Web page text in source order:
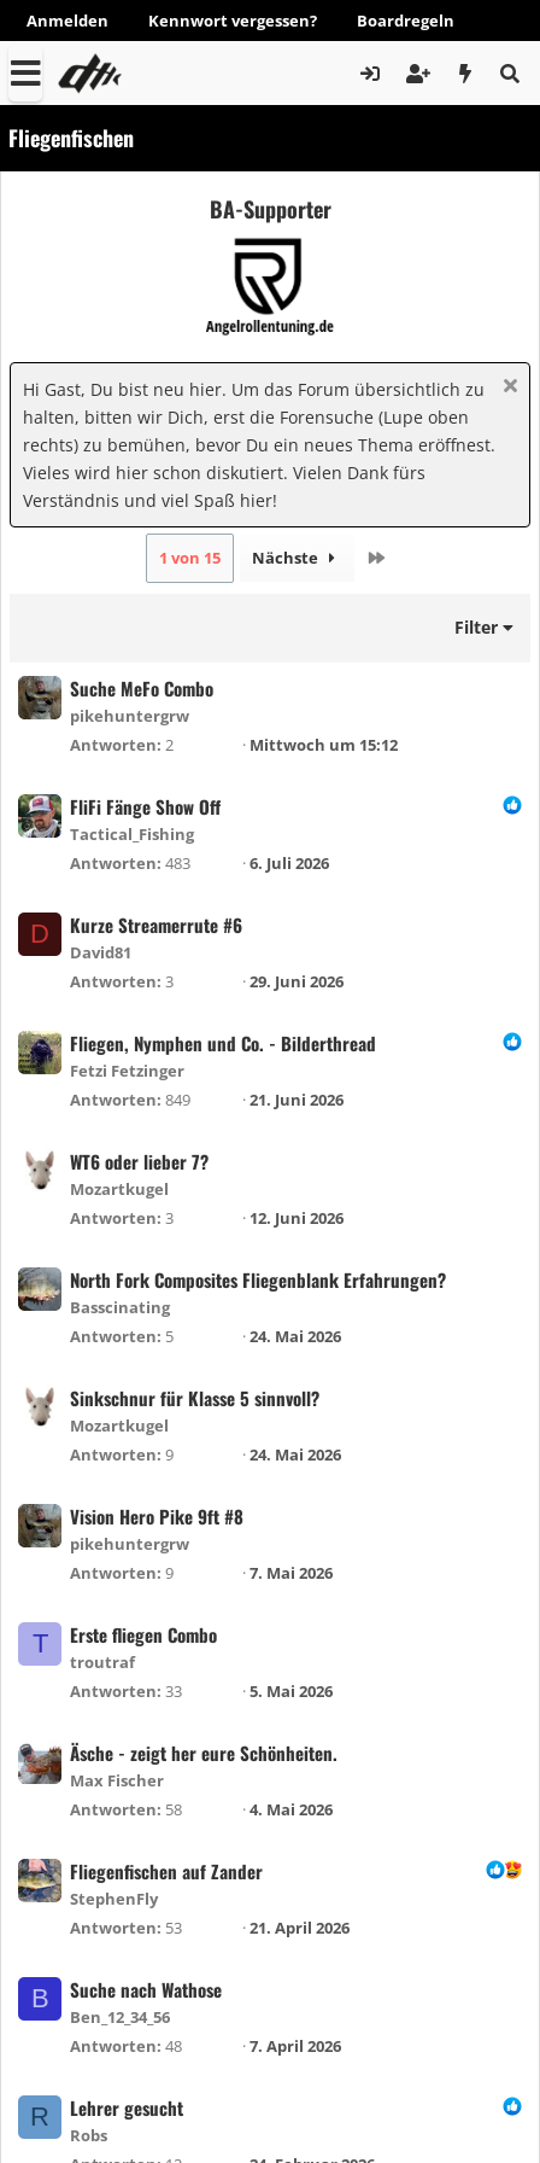
Anmelden Kennwort vergessen? Boardregeln
Fliegenfischen
BA-Supporter
Hi Gast, Du bist neu hier. Um das Forum übersichtlich zu
halten, bitten wir Dich, erst die Forensuche (Lupe oben
rechts) zu bemühen, bevor Du ein neues Thema eröffnest.
Vieles wird hier schon diskutiert. Vielen Dank fürs
Verständnis und viel Spaß hier!
1 von 15 Nächste
Filter
Suche MeFo Combo
pikehuntergrw
Antworten 2 Mittwoch um 15:12
FliFi Fänge Show Off
Tactical_Fishing
Antworten 483 6. Juli 2026
D Kurze Streamerrute #6
David81
Antworten 3 29. Juni 2026
Fliegen, Nymphen und Co. - Bilderthread
Fetzi Fetzinger
Antworten 849 21. Juni 2026
WT6 oder lieber 7?
Mozartkugel
Antworten 3 12. Juni 2026
North Fork Composites Fliegenblank Erfahrungen?
Basscinating
Antworten 5 24. Mai 2026
Sinkschnur für Klasse 5 sinnvoll?
Mozartkugel
Antworten 9 24. Mai 2026
Vision Hero Pike 9ft #8
pikehuntergrw
Antworten 9 7. Mai 2026
T Erste fliegen Combo
troutraf
Antworten 33 5. Mai 2026
Äsche - zeigt her eure Schönheiten.
Max Fischer
Antworten 58 4. Mai 2026
Fliegenfischen auf Zander
StephenFly
Antworten 53 21. April 2026
B Suche nach Wathose
Ben_12_34_56
Antworten 48 7. April 2026
R Lehrer gesucht
Robs